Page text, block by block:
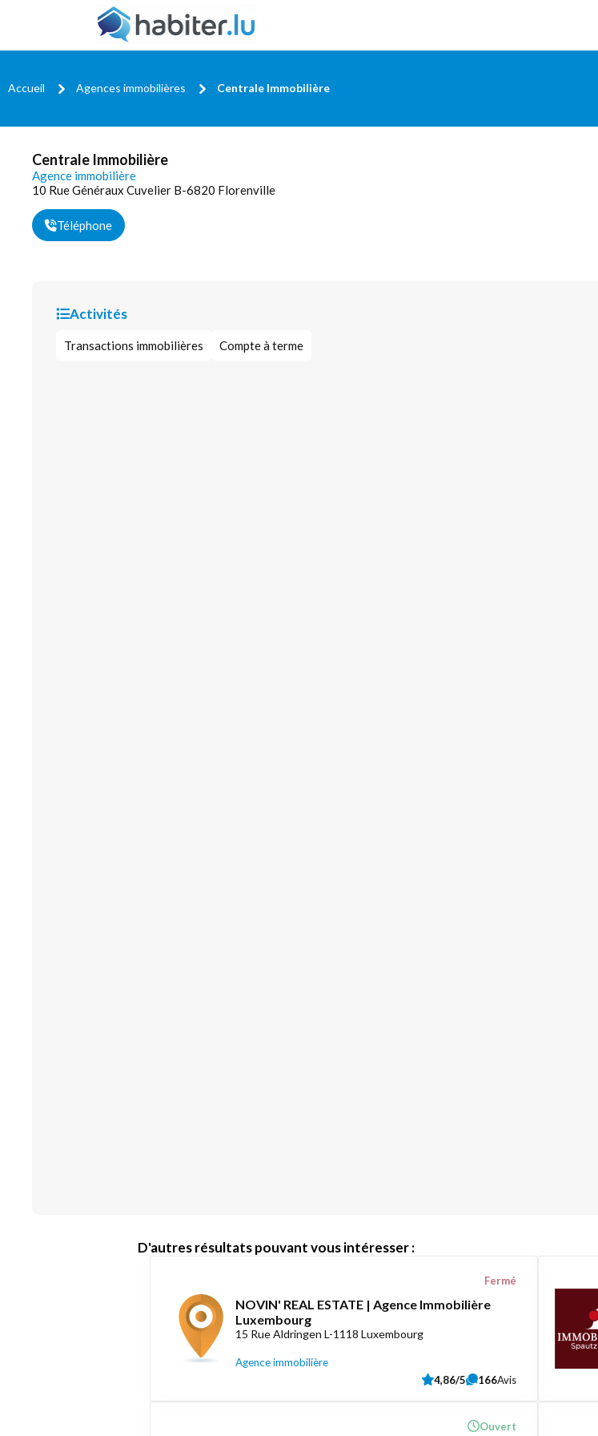
Accueil Agences immobilières Centrale Immobilière
Centrale Immobilière
Agence immobilière
10 Rue Généraux Cuvelier B-6820 Florenville
Téléphone
Activités
Transactions immobilières Compte à terme
D'autres résultats pouvant vous intéresser :
NOVIN' REAL ESTATE | Agence Immobilière
Luxembourg
15 Rue Aldringen L-1118 Luxembourg
Agence immobilière
Fermé
4,86/5 166Avis
Ouvert